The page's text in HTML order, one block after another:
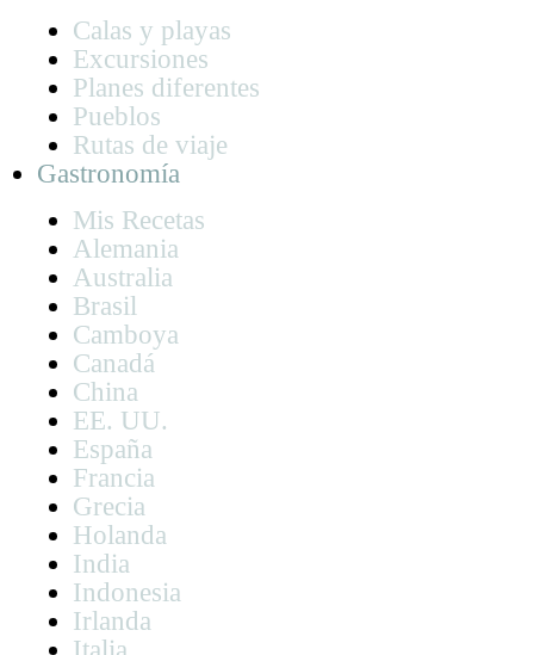
Calas y playas
Excursiones
Planes diferentes
Pueblos
Rutas de viaje
Gastronomía
Mis Recetas
Alemania
Australia
Brasil
Camboya
Canadá
China
EE. UU.
España
Francia
Grecia
Holanda
India
Indonesia
Irlanda